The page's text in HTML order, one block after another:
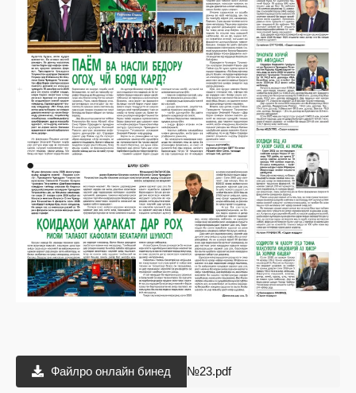
Файлро онлайн бинед №23.pdf